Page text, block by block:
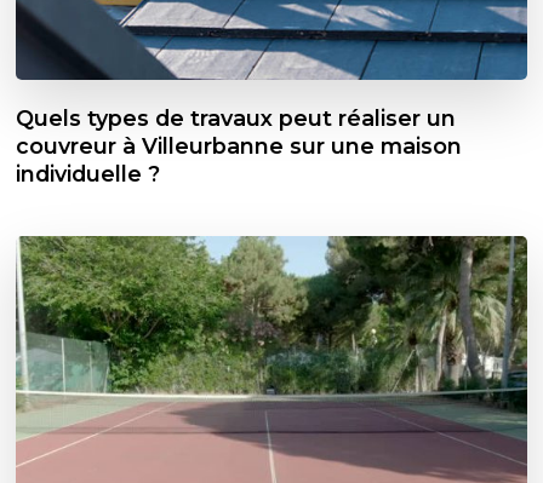
Quels types de travaux peut réaliser un
couvreur à Villeurbanne sur une maison
individuelle ?